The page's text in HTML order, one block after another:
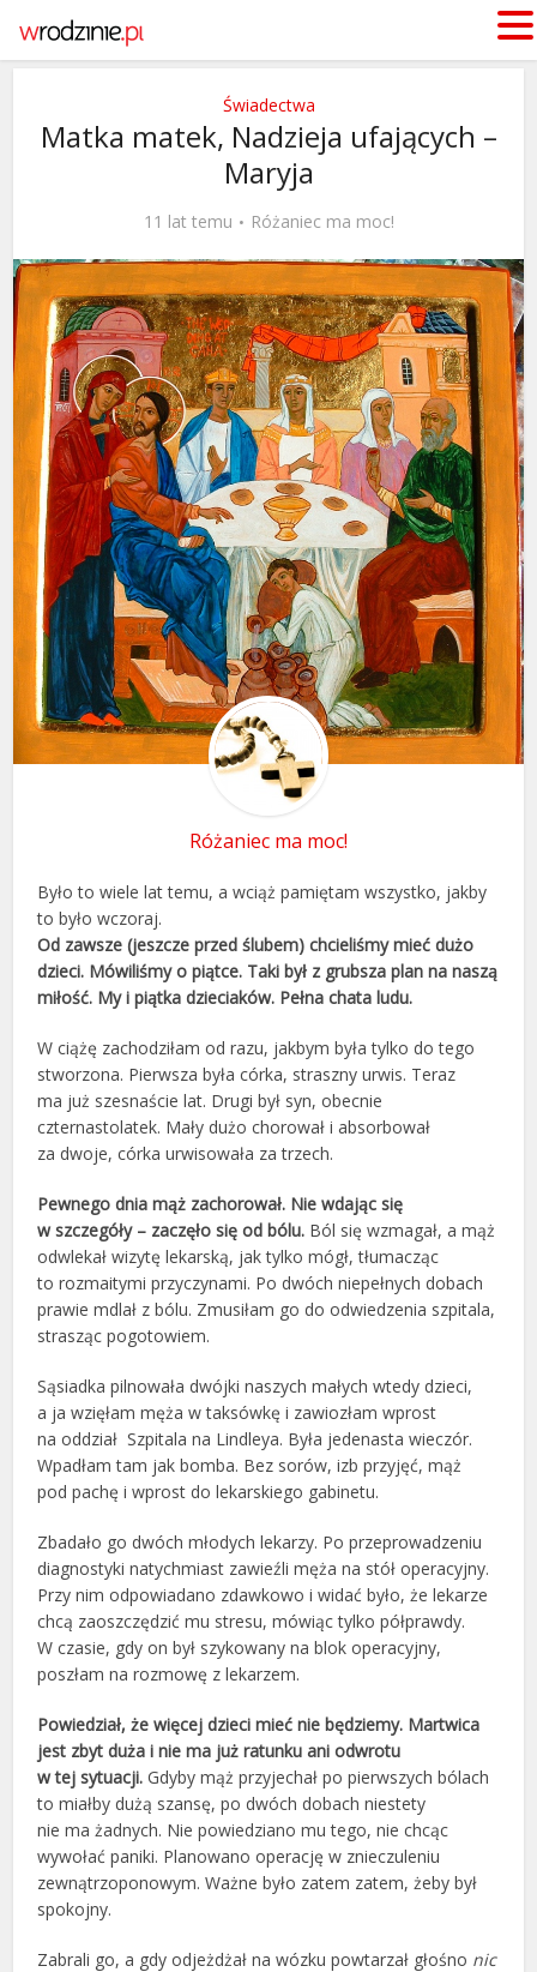
Świadectwa
Matka matek, Nadzieja ufających –
Maryja
11 lat temu Różaniec ma moc!
Różaniec ma moc!
Było to wiele lat temu, a wciąż pamiętam wszystko, jakby
to było wczoraj.
Od zawsze (jeszcze przed ślubem) chcieliśmy mieć dużo
dzieci. Mówiliśmy o piątce. Taki był z grubsza plan na naszą
miłość. My i piątka dzieciaków. Pełna chata ludu.
W ciążę zachodziłam od razu, jakbym była tylko do tego
stworzona. Pierwsza była córka, straszny urwis. Teraz
ma już szesnaście lat. Drugi był syn, obecnie
czternastolatek. Mały dużo chorował i absorbował
za dwoje, córka urwisowała za trzech.
Pewnego dnia mąż zachorował. Nie wdając się
w szczegóły – zaczęło się od bólu. Ból się wzmagał, a mąż
odwlekał wizytę lekarską, jak tylko mógł, tłumacząc
to rozmaitymi przyczynami. Po dwóch niepełnych dobach
prawie mdlał z bólu. Zmusiłam go do odwiedzenia szpitala,
strasząc pogotowiem.
Sąsiadka pilnowała dwójki naszych małych wtedy dzieci,
a ja wzięłam męża w taksówkę i zawiozłam wprost
na oddział Szpitala na Lindleya. Była jedenasta wieczór.
Wpadłam tam jak bomba. Bez sorów, izb przyjęć, mąż
pod pachę i wprost do lekarskiego gabinetu.
Zbadało go dwóch młodych lekarzy. Po przeprowadzeniu
diagnostyki natychmiast zawieźli męża na stół operacyjny.
Przy nim odpowiadano zdawkowo i widać było, że lekarze
chcą zaoszczędzić mu stresu, mówiąc tylko półprawdy.
W czasie, gdy on był szykowany na blok operacyjny,
poszłam na rozmowę z lekarzem.
Powiedział, że więcej dzieci mieć nie będziemy. Martwica
jest zbyt duża i nie ma już ratunku ani odwrotu
w tej sytuacji. Gdyby mąż przyjechał po pierwszych bólach
to miałby dużą szansę, po dwóch dobach niestety
nie ma żadnych. Nie powiedziano mu tego, nie chcąc
wywołać paniki. Planowano operację w znieczuleniu
zewnątrzoponowym. Ważne było zatem zatem, żeby był
spokojny.
Zabrali go, a gdy odjeżdżał na wózku powtarzał głośno nic